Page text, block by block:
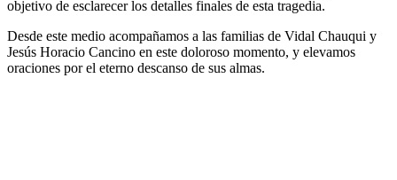
objetivo de esclarecer los detalles finales de esta tragedia.
Desde este medio acompañamos a las familias de Vidal Chauqui y
Jesús Horacio Cancino en este doloroso momento, y elevamos
oraciones por el eterno descanso de sus almas.